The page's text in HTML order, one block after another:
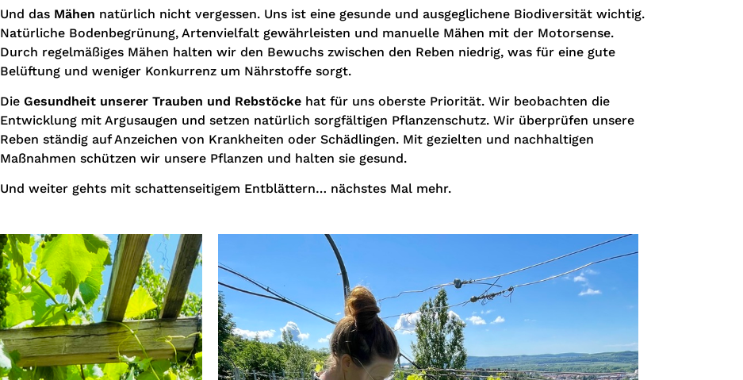
Und das Mähen natürlich nicht vergessen. Uns ist eine gesunde und ausgeglichene Biodiversität wichtig.
Natürliche Bodenbegrünung, Artenvielfalt gewährleisten und manuelle Mähen mit der Motorsense.
Durch regelmäßiges Mähen halten wir den Bewuchs zwischen den Reben niedrig, was für eine gute
Belüftung und weniger Konkurrenz um Nährstoffe sorgt.
Die Gesundheit unserer Trauben und Rebstöcke hat für uns oberste Priorität. Wir beobachten die
Entwicklung mit Argusaugen und setzen natürlich sorgfältigen Pflanzenschutz. Wir überprüfen unsere
Reben ständig auf Anzeichen von Krankheiten oder Schädlingen. Mit gezielten und nachhaltigen
Maßnahmen schützen wir unsere Pflanzen und halten sie gesund.
Und weiter gehts mit schattenseitigem Entblättern… nächstes Mal mehr.